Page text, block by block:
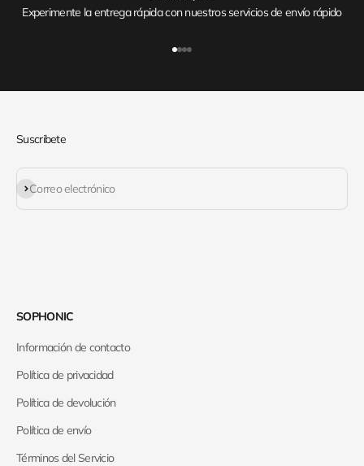
Experimente la entrega rápida con nuestros servicios de envío rápido
Suscribete
Correo electrónico
Suscribirse
SOPHONIC
Información de contacto
Política de privacidad
Política de devolución
Política de envío
Términos del Servicio